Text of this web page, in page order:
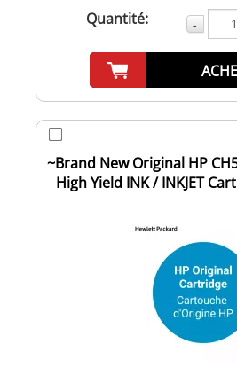
Quantité: -
~Brand New Original HP
High Yield INK / INKJET